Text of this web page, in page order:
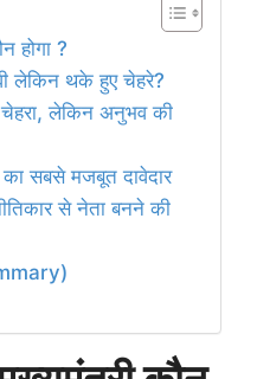
होगा ?
लेकिन थके हुए चेहरे?
चेहरा, लेकिन अनुभव की
का सबसे मजबूत दावेदार
से नेता बनने की